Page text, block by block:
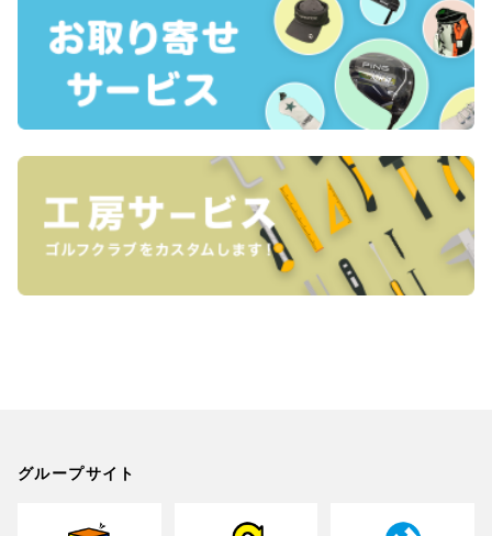
グループサイト